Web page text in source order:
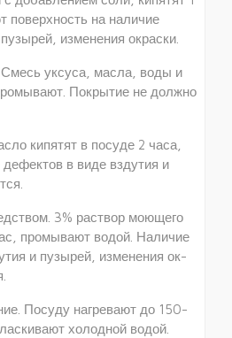
поверхность на наличие
изменения окраски.
уксуса, масла, воды и
Покрытие не должно
кипятят в посуде 2 часа,
в виде вздутия и
3% раствор моющего
промывают водой. Наличие
и пузырей, изменения ок­
Посуду нагревают до 150-
холодной водой.